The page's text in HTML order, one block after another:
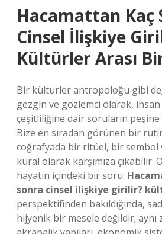
Hacamattan Kaç
Cinsel İlişkiye
Kültürler Arası
Bir kültürler antropoloğu gibi
gezgin ve gözlemci olarak, insan
çeşitliliğine dair soruların
Bize en sıradan görünen bir
coğrafyada bir ritüel, bir sembol
kural olarak karşımıza çıkabilir.
hayatın içindeki bir soru:
sonra cinsel ilişkiye girilir?
perspektifinden bakıldığında,
hijyenik bir mesele değildir;